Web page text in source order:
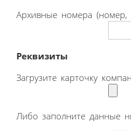
Архивные номера (номер,
Реквизиты
Загрузите карточку
Либо заполните данные